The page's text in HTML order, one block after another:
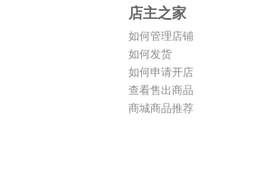
店主之家
如何管理店铺
如何发货
如何申请开店
查看售出商品
商城商品推荐